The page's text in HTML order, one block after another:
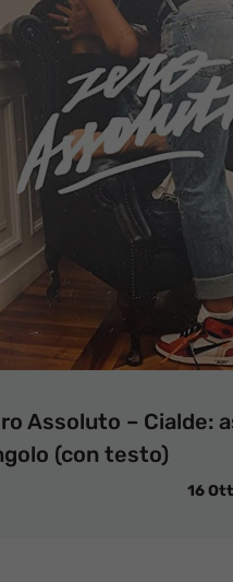
Assoluto – Cialde:
(con testo)
16